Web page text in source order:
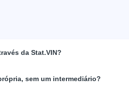
da Stat.VIN?
sem um intermediário?